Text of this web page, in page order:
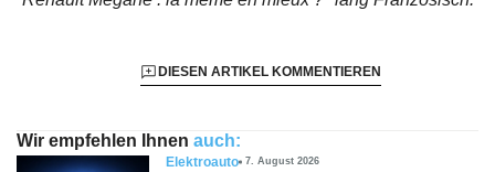
DIESEN ARTIKEL KOMMENTIEREN
Wir empfehlen Ihnen auch:
Elektroauto 7. August 2026